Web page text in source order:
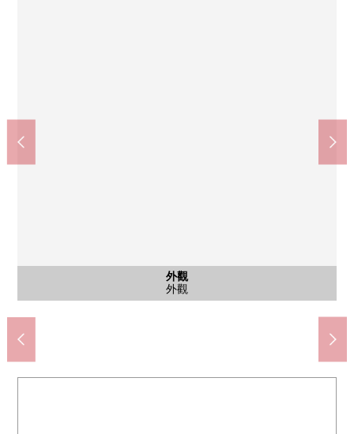
外觀
外觀
外觀
外觀
外觀
當地(2026年4月拍攝)
外觀
當地(2026年4月拍攝)
外觀
當地(2026年4月拍攝)
外觀
當地(2026年4月拍攝)
含有前面道路的外觀
前面道路(2026年4月拍攝)
含有前面道路的外觀
前面道路(2026年4月拍攝)
TAIRAYA拜島商店(約800m)
doragguseimusu昭島商店(約490m)
7-Eleven昭島綠町2丁目商店(約450m)
昭島綠郵局(約320m)
昭島內科診所(約610m)
在林no上公園(約510m)
昭島市立拜島第3小學(約620m)
昭島市立拜島中學(約460m)